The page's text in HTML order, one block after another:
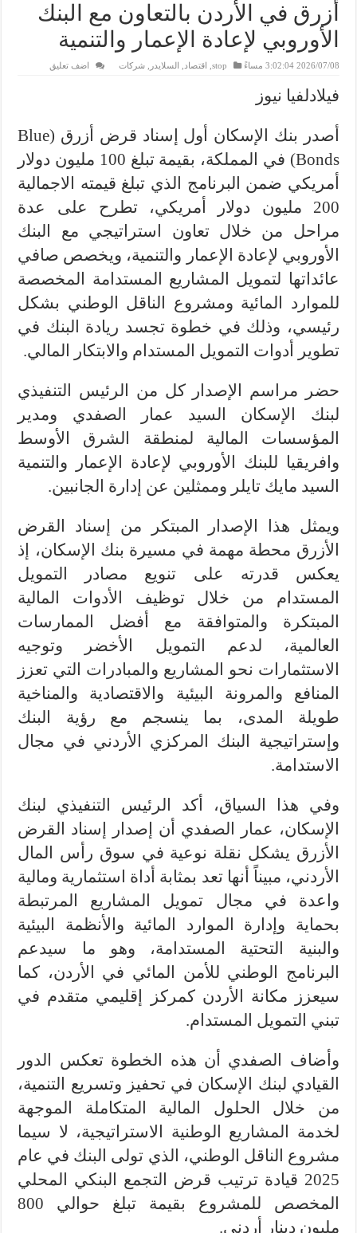
أزرق في الأردن بالتعاون مع البنك
الأوروبي لإعادة الإعمار والتنمية
2026/07/08 3:02:04 مساءً stop اقتصاد السلايدر ,شركات اضف تعليق
فيلادلفيا نيوز
أصدر بنك الإسكان أول إسناد قرض أزرق (Blue
Bonds) في المملكة، بقيمة تبلغ 100 مليون دولار
أمريكي ضمن البرنامج الذي تبلغ قيمته الاجمالية
200 مليون دولار أمريكي، تطرح على عدة
مراحل من خلال تعاون استراتيجي مع البنك
الأوروبي لإعادة الإعمار والتنمية، ويخصص صافي
عائداتها لتمويل المشاريع المستدامة المخصصة
للموارد المائية ومشروع الناقل الوطني بشكل
رئيسي، وذلك في خطوة تجسد ريادة البنك في
تطوير أدوات التمويل المستدام والابتكار المالي.
حضر مراسم الإصدار كل من الرئيس التنفيذي
لبنك الإسكان السيد عمار الصفدي ومدير
المؤسسات المالية لمنطقة الشرق الأوسط
وافريقيا للبنك الأوروبي لإعادة الإعمار والتنمية
السيد مايك تايلر وممثلين عن إدارة الجانبين.
ويمثل هذا الإصدار المبتكر من إسناد القرض
الأزرق محطة مهمة في مسيرة بنك الإسكان، إذ
يعكس قدرته على تنويع مصادر التمويل
المستدام من خلال توظيف الأدوات المالية
المبتكرة والمتوافقة مع أفضل الممارسات
العالمية، لدعم التمويل الأخضر وتوجيه
الاستثمارات نحو المشاريع والمبادرات التي تعزز
المنافع والمرونة البيئية والاقتصادية والمناخية
طويلة المدى، بما ينسجم مع رؤية البنك
وإستراتيجية البنك المركزي الأردني في مجال
الاستدامة.
وفي هذا السياق، أكد الرئيس التنفيذي لبنك
الإسكان، عمار الصفدي أن إصدار إسناد القرض
الأزرق يشكل نقلة نوعية في سوق رأس المال
الأردني، مبيناً أنها تعد بمثابة أداة استثمارية ومالية
واعدة في مجال تمويل المشاريع المرتبطة
بحماية وإدارة الموارد المائية والأنظمة البيئية
والبنية التحتية المستدامة، وهو ما سيدعم
البرنامج الوطني للأمن المائي في الأردن، كما
سيعزز مكانة الأردن كمركز إقليمي متقدم في
تبني التمويل المستدام.
وأضاف الصفدي أن هذه الخطوة تعكس الدور
القيادي لبنك الإسكان في تحفيز وتسريع التنمية،
من خلال الحلول المالية المتكاملة الموجهة
لخدمة المشاريع الوطنية الاستراتيجية، لا سيما
مشروع الناقل الوطني، الذي تولى البنك في عام
2025 قيادة ترتيب قرض التجمع البنكي المحلي
المخصص للمشروع بقيمة تبلغ حوالي 800
مليون دينار أردني.